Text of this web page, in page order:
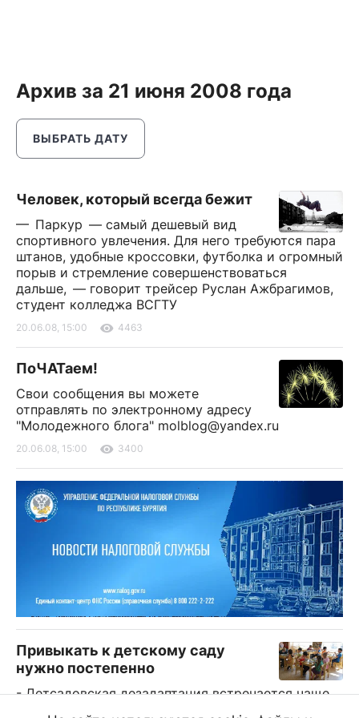
Архив за 21 июня 2008 года
ВЫБРАТЬ ДАТУ
Человек, который всегда бежит
— Паркур — самый дешевый вид
спортивного увлечения. Для него требуются пара
штанов, удобные кроссовки, футболка и огромный
порыв и стремление совершенствоваться
дальше, — говорит трейсер Руслан Ажбрагимов,
студент колледжа ВСГТУ
20.06.08, 15:00 4463
ПоЧАТаем!
Свои сообщения вы можете
отправлять по электронному адресу
"Молодежного блога" molblog@yandex.ru
20.06.08, 15:00 3400
Привыкать к детскому саду
нужно постепенно
- Детсадовская дезадаптация встречается чаще,